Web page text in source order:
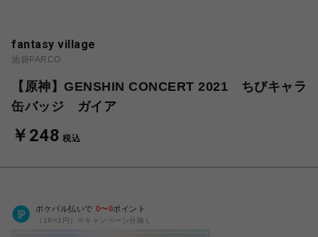
fantasy village
池袋PARCO
【原神】GENSHIN CONCERT 2021 ちびキャラ
缶バッジ ガイア
￥248 税込
ポケパル払いで 0〜0ポイント
（1P=1円）※キャンペーン分除く